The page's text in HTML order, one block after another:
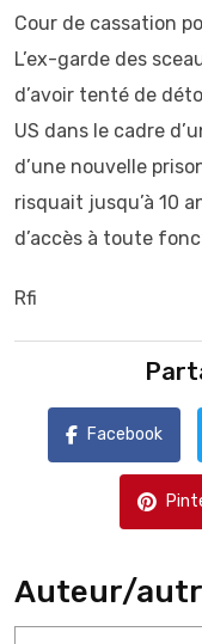
Cour de cassation
L’ex-garde des
d’avoir tenté de
US dans le cadre
d’une nouvelle
risquait jusqu’à 10
d’accès à toute
Rfi
Facebook
Auteur/